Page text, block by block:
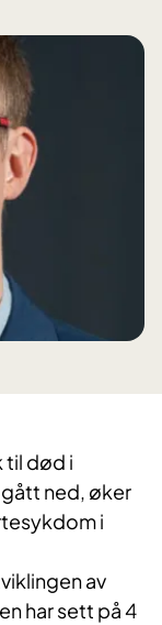
til død i
ned, øker
i
av
har sett på 4